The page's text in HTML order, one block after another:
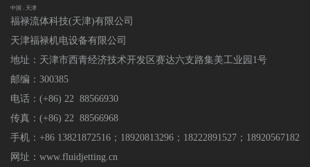
中国 . 天津
福禄流体科技(天津)有限公司
天津福禄机电设备有限公司
地址：天津市西青经济技术开发区赛达六支路集美工业园1号
邮编：300385
电话：(+86) 22 88566930
传真：(+86) 22 88566968
手机：+86 13821872516；18920813296 ； 18222891527；18920567182
网址：www.fluidjetting.cn